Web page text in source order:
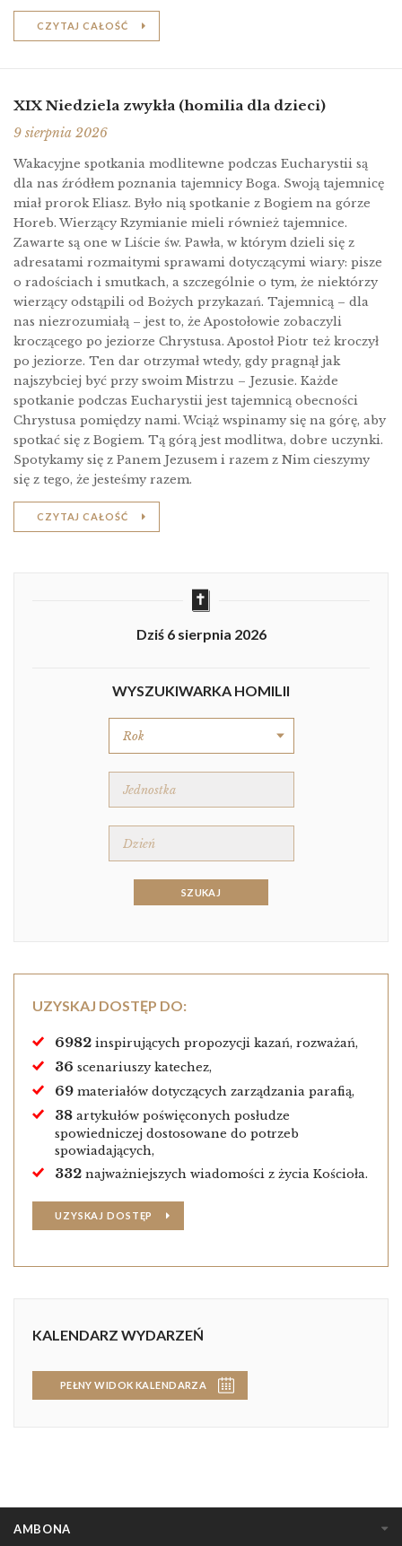
CZYTAJ CAŁOŚĆ
XIX Niedziela zwykła (homilia dla dzieci)
9 sierpnia 2026
Wakacyjne spotkania modlitewne podczas Eucharystii są
dla nas źródłem poznania tajemnicy Boga. Swoją tajemnicę
miał prorok Eliasz. Było nią spotkanie z Bogiem na górze
Horeb. Wierzący Rzymianie mieli również tajemnice.
Zawarte są one w Liście św. Pawła, w którym dzieli się z
adresatami rozmaitymi sprawami dotyczącymi wiary: pisze
o radościach i smutkach, a szczególnie o tym, że niektórzy
wierzący odstąpili od Bożych przykazań. Tajemnicą – dla
nas niezrozumiałą – jest to, że Apostołowie zobaczyli
kroczącego po jeziorze Chrystusa. Apostoł Piotr też kroczył
po jeziorze. Ten dar otrzymał wtedy, gdy pragnął jak
najszybciej być przy swoim Mistrzu – Jezusie. Każde
spotkanie podczas Eucharystii jest tajemnicą obecności
Chrystusa pomiędzy nami. Wciąż wspinamy się na górę, aby
spotkać się z Bogiem. Tą górą jest modlitwa, dobre uczynki.
Spotykamy się z Panem Jezusem i razem z Nim cieszymy
się z tego, że jesteśmy razem.
CZYTAJ CAŁOŚĆ
Dziś 6 sierpnia 2026
WYSZUKIWARKA HOMILII
UZYSKAJ DOSTĘP DO:
6982 inspirujących propozycji kazań, rozważań,
36 scenariuszy katechez,
69 materiałów dotyczących zarządzania parafią,
38 artykułów poświęconych posłudze
spowiedniczej dostosowane do potrzeb
spowiadających,
332 najważniejszych wiadomości z życia Kościoła.
UZYSKAJ DOSTĘP
KALENDARZ WYDARZEŃ
PEŁNY WIDOK KALENDARZA
AMBONA